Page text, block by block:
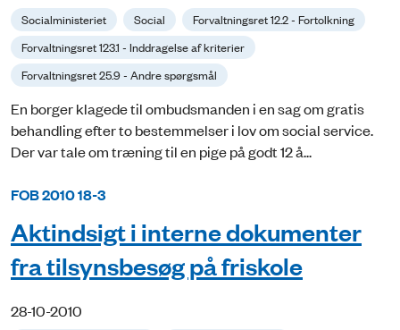
Socialministeriet Social
Forvaltningsret 12.2 - Fortolkning
Forvaltningsret 123.1 - Inddragelse af kriterier
Forvaltningsret 25.9 - Andre spørgsmål
En borger klagede til ombudsmanden i en sag om gratis
behandling efter to bestemmelser i lov om social service.
Der var tale om træning til en pige på godt 12 å...
FOB 2010 18-3
Aktindsigt i interne dokumenter
fra tilsynsbesøg på friskole
28-10-2010